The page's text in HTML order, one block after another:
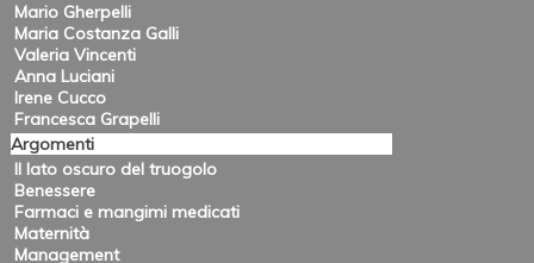
Mario Gherpelli
Maria Costanza Galli
Valeria Vincenti
Anna Luciani
Irene Cucco
Francesca Grapelli
Argomenti
Il lato oscuro del truogolo
Benessere
Farmaci e mangimi medicati
Maternità
Management